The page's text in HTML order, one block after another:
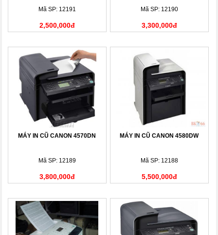
Mã SP: 12191
2,500,000đ
Mã SP: 12190
3,300,000đ
MÁY IN CŨ CANON 4570DN
Mã SP: 12189
3,800,000đ
MÁY IN CŨ CANON 4580DW
Mã SP: 12188
5,500,000đ